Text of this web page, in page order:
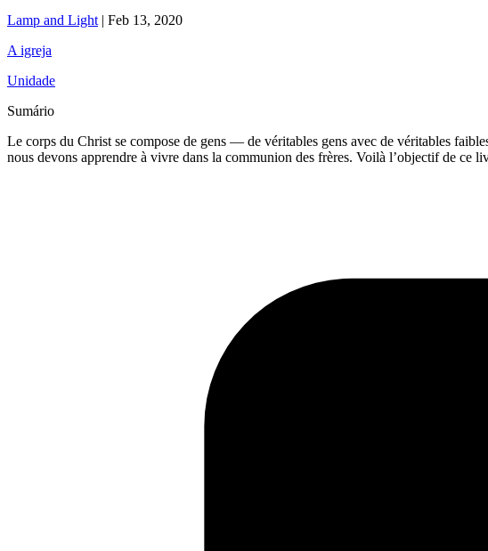
Lamp and Light | Feb 13, 2020
A igreja
Unidade
Sumário
Le corps du Christ se compose de gens — de véritables gens avec de véritables
nous devons apprendre à vivre dans la communion des frères. Voilà l’objectif de ce